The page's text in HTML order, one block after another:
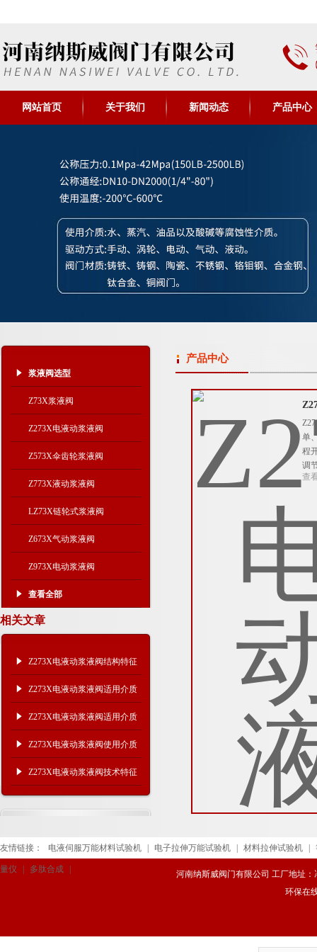
网站首页 关于我们 新闻动态 产品中心
浆液阀选型
Z73X浆液阀
Z273X电液动浆液阀
Z573X伞齿轮浆液阀
Z773X液动浆液阀
LZ73X链轮式浆液阀
Z673X气动浆液阀
Z973X电动浆液阀
查看全部
相关文章
Z273X电液动浆液阀结构特征
及适用介质
Z273X电液动浆液阀适用介质
及参数尺寸
Z273X电液动浆液阀适用介质
及结构特征
Z273X电液动浆液阀使用介质
及外形尺寸
Z273X电液动浆液阀技术特征
及适用介质
产品中心
单
程
调
查
友情链接： 电液伺服万能材料试验机 电子拉伸万能试验机 材料拉伸试验机
量仪 多肽合成
河南纳斯威阀门有限公司 工厂地址：
环保在